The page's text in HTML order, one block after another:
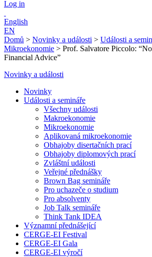
Log in
English
EN
Domů > Novinky a události > Události a
Mikroekonomie > Prof. Salvatore Piccolo:
Financial Advice”
Novinky a události
Novinky
Události a semináře
Všechny události
Makroekonomie
Mikroekonomie
Aplikovaná mikroekonomie
Obhajoby disertačních prací
Obhajoby diplomových prací
Zvláštní události
Veřejné přednášky
Brown Bag semináře
Pro uchazeče o studium
Pro absolventy
Job Talk semináře
Think Tank IDEA
Významní přednášející
CERGE-EI Festival
CERGE-EI Gala
CERGE-EI výročí